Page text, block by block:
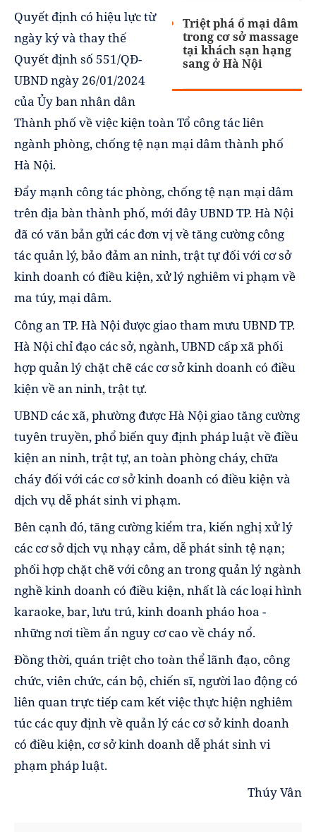
Triệt phá ổ mại dâm
trong cơ sở massage
tại khách sạn hạng
sang ở Hà Nội
Quyết định có hiệu lực từ
ngày ký và thay thế
Quyết định số 551/QĐ-
UBND ngày 26/01/2024
của Ủy ban nhân dân
Thành phố về việc kiện toàn Tổ công tác liên
ngành phòng, chống tệ nạn mại dâm thành phố
Hà Nội.
Đẩy mạnh công tác phòng, chống tệ nạn mại dâm
trên địa bàn thành phố, mới đây UBND TP. Hà Nội
đã có văn bản gửi các đơn vị về tăng cường công
tác quản lý, bảo đảm an ninh, trật tự đối với cơ sở
kinh doanh có điều kiện, xử lý nghiêm vi phạm về
ma túy, mại dâm.
Công an TP. Hà Nội được giao tham mưu UBND TP.
Hà Nội chỉ đạo các sở, ngành, UBND cấp xã phối
hợp quản lý chặt chẽ các cơ sở kinh doanh có điều
kiện về an ninh, trật tự.
UBND các xã, phường được Hà Nội giao tăng cường
tuyên truyền, phổ biến quy định pháp luật về điều
kiện an ninh, trật tự, an toàn phòng cháy, chữa
cháy đối với các cơ sở kinh doanh có điều kiện và
dịch vụ dễ phát sinh vi phạm.
Bên cạnh đó, tăng cường kiểm tra, kiến nghị xử lý
các cơ sở dịch vụ nhạy cảm, dễ phát sinh tệ nạn;
phối hợp chặt chẽ với công an trong quản lý ngành
nghề kinh doanh có điều kiện, nhất là các loại hình
karaoke, bar, lưu trú, kinh doanh pháo hoa -
những nơi tiềm ẩn nguy cơ cao về cháy nổ.
Đồng thời, quán triệt cho toàn thể lãnh đạo, công
chức, viên chức, cán bộ, chiến sĩ, người lao động có
liên quan trực tiếp cam kết việc thực hiện nghiêm
túc các quy định về quản lý các cơ sở kinh doanh
có điều kiện, cơ sở kinh doanh dễ phát sinh vi
phạm pháp luật.
Thúy Vân